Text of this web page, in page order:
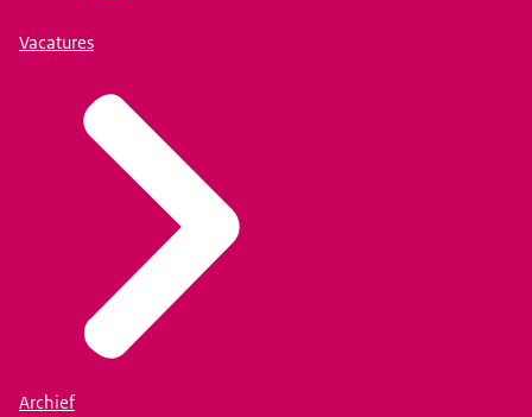
Vacatures
Archief